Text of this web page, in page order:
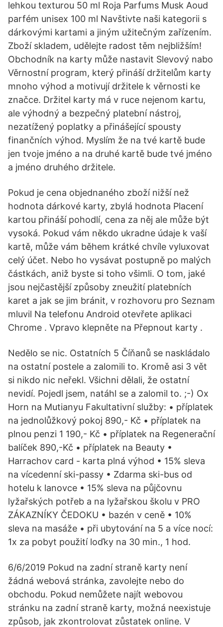
lehkou texturou 50 ml Roja Parfums Musk Aoud
parfém unisex 100 ml Navštivte naši kategorii s
dárkovými kartami a jiným užitečným zařízením.
Zboží skladem, udělejte radost těm nejbližším!
Obchodník na karty může nastavit Slevový nabo
Věrnostní program, který přináší držitelům karty
mnoho výhod a motivují držitele k věrnosti ke
značce. Držitel karty má v ruce nejenom kartu,
ale výhodný a bezpečný platební nástroj,
nezatížený poplatky a přinášející spousty
finančních výhod. Myslím že na tvé kartě bude
jen tvoje jméno a na druhé kartě bude tvé jméno
a jméno druhého držitele.
Pokud je cena objednaného zboží nižší než
hodnota dárkové karty, zbylá hodnota Placení
kartou přináší pohodlí, cena za něj ale může být
vysoká. Pokud vám někdo ukradne údaje k vaší
kartě, může vám během krátké chvíle vyluxovat
celý účet. Nebo ho vysávat postupně po malých
částkách, aniž byste si toho všimli. O tom, jaké
jsou nejčastější způsoby zneužití platebních
karet a jak se jim bránit, v rozhovoru pro Seznam
mluvil Na telefonu Android otevřete aplikaci
Chrome . Vpravo klepněte na Přepnout karty .
Nedělo se nic. Ostatních 5 Číňanů se naskládalo
na ostatní postele a zalomili to. Kromě asi 3 vět
si nikdo nic neřekl. Všichni dělali, že ostatní
nevidí. Pojedl jsem, natáhl se a zalomil to. ;-) Ox
Horn na Mutianyu Fakultativní služby: • příplatek
na jednolůžkový pokoj 890,- Kč • příplatek na
plnou penzi 1 190,- Kč • příplatek na Regenerační
balíček 890,-Kč • příplatek na Beauty •
Harrachov card - karta plná výhod • 15% sleva
na vícedenní ski-passy • Zdarma ski-bus od
hotelu k lanovce • 15% sleva na půjčovnu
lyžařských potřeb a na lyžařskou školu v PRO
ZÁKAZNÍKY ČEDOKU • bazén v ceně • 10%
sleva na masáže • při ubytování na 5 a více nocí:
1x za pobyt použití loďky na 30 min., 1 hod.
6/6/2019 Pokud na zadní straně karty není
žádná webová stránka, zavolejte nebo do
obchodu. Pokud nemůžete najít webovou
stránku na zadní straně karty, možná neexistuje
způsob, jak zkontrolovat zůstatek online. V